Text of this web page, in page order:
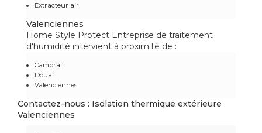
Extracteur air
Valenciennes
Home Style Protect Entreprise de traitement
d'humidité intervient à proximité de :
Cambrai
Douai
Valenciennes
Contactez-nous : Isolation thermique extérieure
Valenciennes